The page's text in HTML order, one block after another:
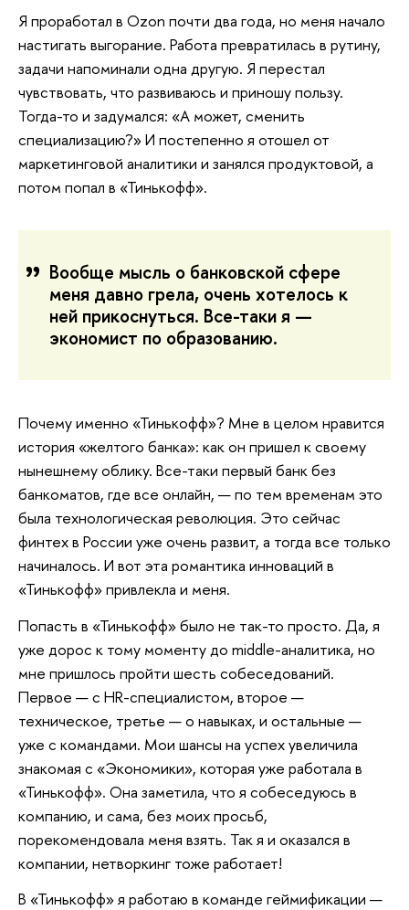
Я проработал в Ozon почти два года, но меня начало
настигать выгорание. Работа превратилась в рутину,
задачи напоминали одна другую. Я перестал
чувствовать, что развиваюсь и приношу пользу.
Тогда-то и задумался: «А может, сменить
специализацию?» И постепенно я отошел от
маркетинговой аналитики и занялся продуктовой, а
потом попал в «Тинькофф».
Вообще мысль о банковской сфере
меня давно грела, очень хотелось к
ней прикоснуться. Все-таки я —
экономист по образованию.
Почему именно «Тинькофф»? Мне в целом нравится
история «желтого банка»: как он пришел к своему
нынешнему облику. Все-таки первый банк без
банкоматов, где все онлайн, — по тем временам это
была технологическая революция. Это сейчас
финтех в России уже очень развит, а тогда все только
начиналось. И вот эта романтика инноваций в
«Тинькофф» привлекла и меня.
Попасть в «Тинькофф» было не так-то просто. Да, я
уже дорос к тому моменту до middle-аналитика, но
мне пришлось пройти шесть собеседований.
Первое — с HR-специалистом, второе —
техническое, третье — о навыках, и остальные —
уже с командами. Мои шансы на успех увеличила
знакомая с «Экономики», которая уже работала в
«Тинькофф». Она заметила, что я собеседуюсь в
компанию, и сама, без моих просьб,
порекомендовала меня взять. Так я и оказался в
компании, нетворкинг тоже работает!
В «Тинькофф» я работаю в команде геймификации —